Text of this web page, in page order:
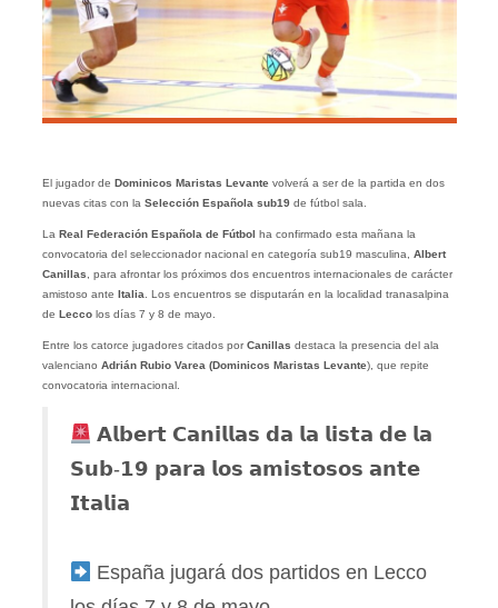
El jugador de Dominicos Maristas Levantevolverá a ser de la partida en dos
nuevas citas con la Selección Española sub19de fútbol sala.
La Real Federación Española de Fútbol ha confirmado esta mañana la
convocatoria del seleccionador nacional en categoría sub19 masculina, Albert
Canillas , para afrontar los próximos dos encuentros internacionales de carácter
amistoso ante Italia . Los encuentros se disputarán en la localidad tranasalpina
de Lecco los días 7 y 8 de mayo.
Entre los catorce jugadores citados porCanillas destaca la presencia del ala
valenciano Adrián Rubio Varea (Dominicos Maristas Levante), que repite
convocatoria internacional.
𝗔𝗹𝗯𝗲𝗿𝘁 𝗖𝗮𝗻𝗶𝗹𝗹𝗮𝘀 𝗱𝗮 𝗹𝗮 𝗹𝗶𝘀𝘁𝗮 𝗱𝗲 𝗹𝗮
𝗦𝘂𝗯-𝟭𝟵 𝗽𝗮𝗿𝗮 𝗹𝗼𝘀 𝗮𝗺𝗶𝘀𝘁𝗼𝘀𝗼𝘀 𝗮𝗻𝘁𝗲
𝗜𝘁𝗮𝗹𝗶𝗮
España jugará dos partidos en Lecco